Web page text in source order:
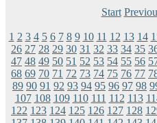
Start
1 2 3 4 5 6 7 8 9 10 11 12 13 14
26 27 28 29 30 31 32 33 34 35
47 48 49 50 51 52 53 54 55 56
68 69 70 71 72 73 74 75 76 77
89 90 91 92 93 94 95 96 97 98
107 108 109 110 111 112 113
122 123 124 125 126 127 128